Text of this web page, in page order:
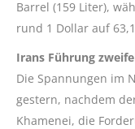
Barrel (159 Liter),
rund 1 Dollar auf
Irans Führung
Die Spannungen im
gestern, nachdem
Khamenei, die